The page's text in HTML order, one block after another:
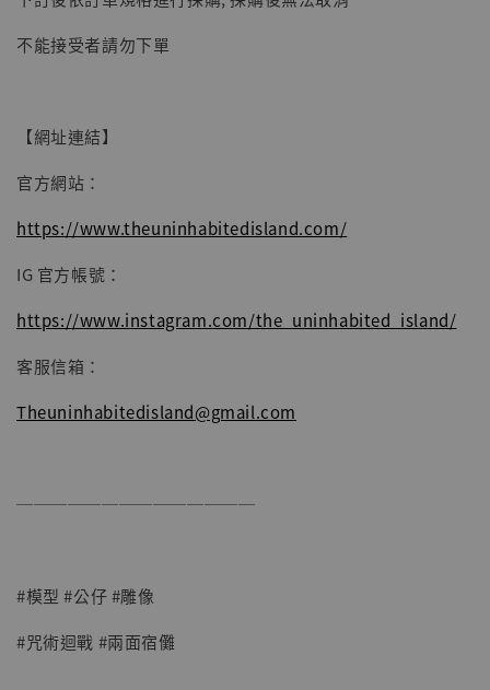
不能接受者請勿下單
【網址連結】
官方網站：
https://www.theuninhabitedisland.com/
IG 官方帳號：
https://www.instagram.com/the_uninhabited_island/
客服信箱：
Theuninhabitedisland@gmail.com
──────────────
#模型 #公仔 #雕像
#咒術迴戰 #兩面宿儺